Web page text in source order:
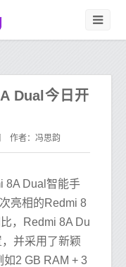
Dual今日开
作者：冯思韵
8A Dual智能手
亮相的Redmi 8
，Redmi 8A Du
并采用了新颖
2 GB RAM + 3